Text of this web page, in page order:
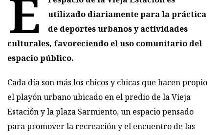
E
utilizado diariamente para la práctica
de deportes urbanos y actividades
culturales, favoreciendo el uso comunitario del
espacio público.
Cada día son más los chicos y chicas que hacen propio
el playón urbano ubicado en el predio de la Vieja
Estación y la plaza Sarmiento, un espacio pensado
para promover la recreación y el encuentro de las